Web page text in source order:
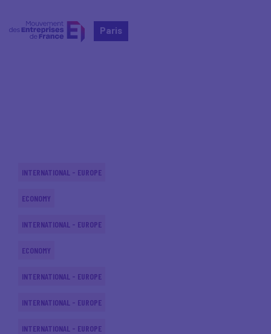
Paris
INTERNATIONAL - EUROPE
ECONOMY
INTERNATIONAL - EUROPE
ECONOMY
INTERNATIONAL - EUROPE
INTERNATIONAL - EUROPE
INTERNATIONAL - EUROPE